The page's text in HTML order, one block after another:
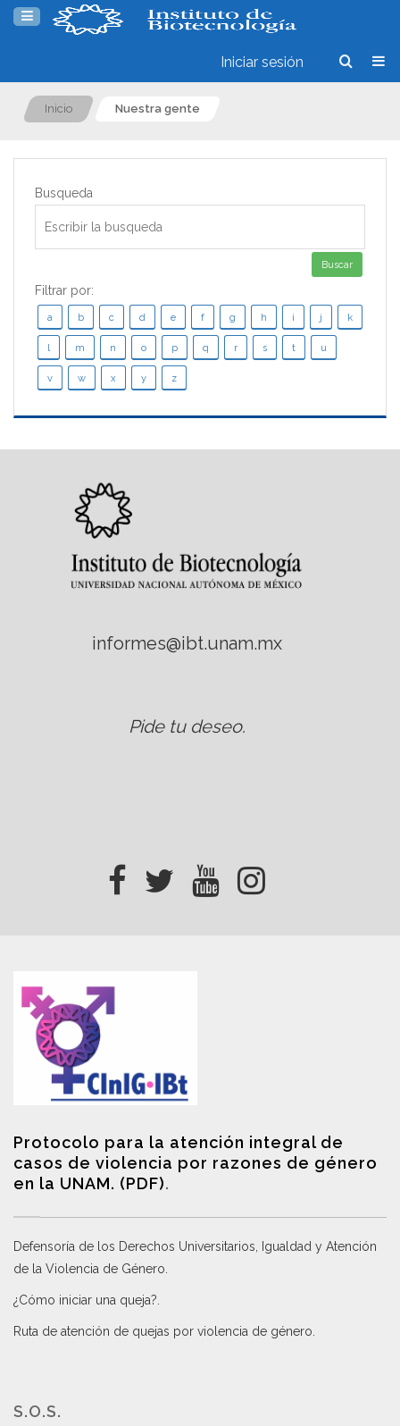
Iniciar sesión
Inicio Nuestra gente
Busqueda
Buscar
Filtrar por:
informes@ibt.unam.mx
Pide tu deseo.
Protocolo para la atención integral de
casos de violencia por razones de género
en la UNAM. (PDF).
Defensoría de los Derechos Universitarios, Igualdad y Atención
de la Violencia de Género
¿Cómo iniciar una queja?
Ruta de atención de quejas por violencia de género
S.O.S.